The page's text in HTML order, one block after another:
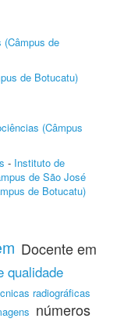
(Câmpus de
de Botucatu)
(Câmpus
- Instituto de
de São José
de Botucatu)
qualidade
radiográficas
Docente em
números